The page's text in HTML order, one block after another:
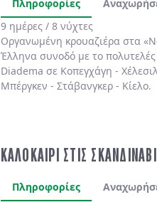
Πληροφορίες
9 ημέρες / 8 νύχτες
Οργανωμένη κρουαζιέρα στα
Έλληνα συνοδόμε το πολυτελές
Diadema σε Κοπεγχάγη -
Μπέργκεν - Στάβανγκερ - Κίελο.
ΚΑΛΟΚΑΙΡΙ ΣΤΙΣ
Πληροφορίες